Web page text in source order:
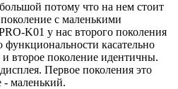
потому что на нем стоит
с маленькими
K01 у нас второго поколения
функциональности касательно
второе поколение идентичны.
Первое поколения это
- маленький.